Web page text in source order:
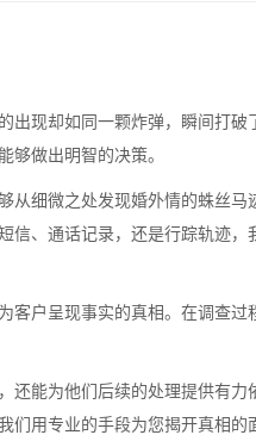
出现却如同一颗炸弹，瞬间打
够做出明智的决策。
从细微之处发现婚外情的蛛丝
信、通话记录，还是行踪轨迹
客户呈现事实的真相。在调查
还能为他们后续的处理提供有
用专业的手段为您揭开真相的